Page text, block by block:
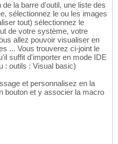
la barre d'outil, une liste des
sélectionnez le ou les images
tout) sélectionnez le
de votre système, votre
allez pouvoir visualiser en
... Vous trouverez ci-joint le
suffit d'importer en mode IDE
: outils : Visual basic)
et personnalisez en la
bouton et y associer la macro